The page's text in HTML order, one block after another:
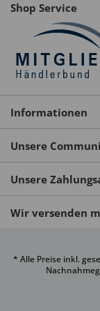
Shop Service
Informationen
Unsere
Unsere
Wir versenden
* Alle Preise inkl.